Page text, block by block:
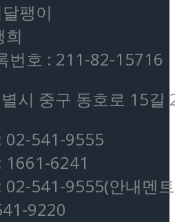
팽이
희
번호 : 211-82-15716
시 중구 동호로 15길
02-541-9555
1661-6241
02-541-9555(안내멘
9220